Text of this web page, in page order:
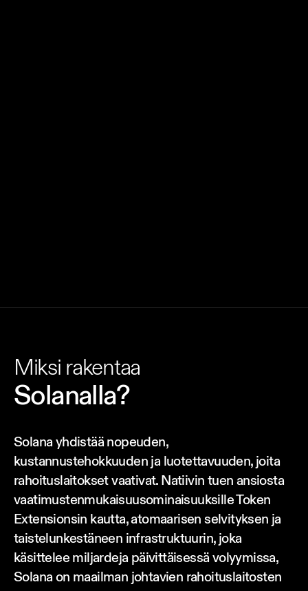
Miksi rakentaa
Solanalla?
Solana yhdistää nopeuden,
kustannustehokkuuden ja luotettavuuden, joita
rahoituslaitokset vaativat. Natiivin tuen ansiosta
vaatimustenmukaisuusominaisuuksille Token
Extensionsin kautta, atomaarisen selvityksen ja
taistelunkestäneen infrastruktuurin, joka
käsittelee miljardeja päivittäisessä volyymissa,
Solana on maailman johtavien rahoituslaitosten